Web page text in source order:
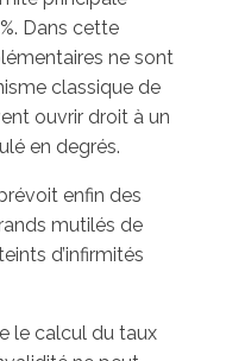
Dans cette
ne sont
classique de
ouvrir droit à un
en degrés.
enfin des
mutilés de
d’infirmités
le calcul du taux